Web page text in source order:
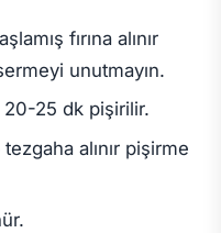
fırına alınır
unutmayın.
25 dk pişirilir.
alınır pişirme